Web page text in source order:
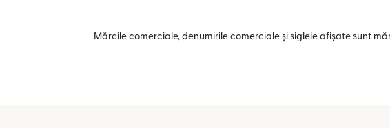
Mărcile comerciale, denumirile comerciale și siglele afișate sunt